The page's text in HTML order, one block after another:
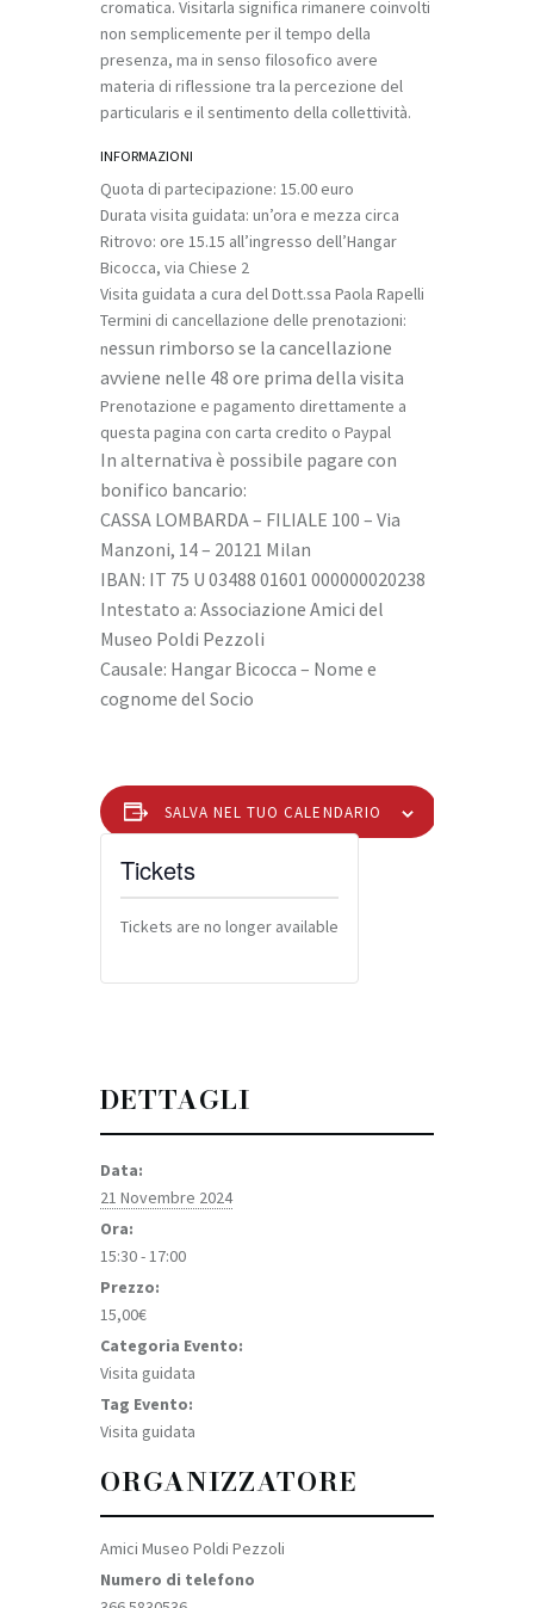
cromatica. Visitarla significa rimanere coinvolti
non semplicemente per il tempo della
presenza, ma in senso filosofico avere
materia di riflessione tra la percezione del
particularis e il sentimento della collettività.
INFORMAZIONI
Quota di partecipazione: 15.00 euro
Durata visita guidata: un’ora e mezza circa
Ritrovo: ore 15.15 all’ingresso dell’Hangar
Bicocca, via Chiese 2
Visita guidata a cura del Dott.ssa Paola Rapelli
Termini di cancellazione delle prenotazioni:
nessun rimborso se la cancellazione
avviene nelle 48 ore prima della visita
Prenotazione e pagamento direttamente a
questa pagina con carta credito o Paypal
In alternativa è possibile pagare con
bonifico bancario:
CASSA LOMBARDA – FILIALE 100 – Via
Manzoni, 14 – 20121 Milan
IBAN: IT 75 U 03488 01601 000000020238
Intestato a: Associazione Amici del
Museo Poldi Pezzoli
Causale: Hangar Bicocca – Nome e
cognome del Socio
SALVA NEL TUO CALENDARIO
DETTAGLI
Data:
21 Novembre 2024
Ora:
15:30 - 17:00
Prezzo:
15,00€
Categoria Evento:
Visita guidata
Tag Evento:
Visita guidata
ORGANIZZATORE
Amici Museo Poldi Pezzoli
Numero di telefono
Tickets
Tickets are no longer available